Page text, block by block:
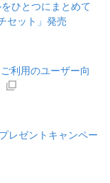
ひとつにまとめて
セット」発売
利用のユーザー向
レゼントキャンペー